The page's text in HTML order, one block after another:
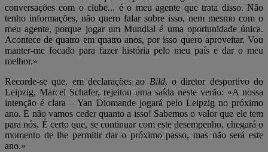
conversações com o clube... é o meu agente que trata disso. Não
tenho informações, não quero falar sobre isso, nem mesmo com o
meu agente, porque jogar um Mundial é uma oportunidade única.
Acontece de quatro em quatro anos, por isso quero aproveitar. Vou
manter-me focado para fazer história pelo meu país e dar o meu
melhor.»
Recorde-se que, em declarações ao Bild, o diretor desportivo do
Leipzig, Marcel Schafer, rejeitou uma saída neste verão: «A nossa
intenção é clara – Yan Diomande jogará pelo Leipzig no próximo
ano. E não vamos ceder quanto a isso! Sabemos o valor que ele tem
para nós. É certo que, se continuar com este desempenho, chegará o
momento de lhe permitir dar o próximo passo, mas não será este
ano.»